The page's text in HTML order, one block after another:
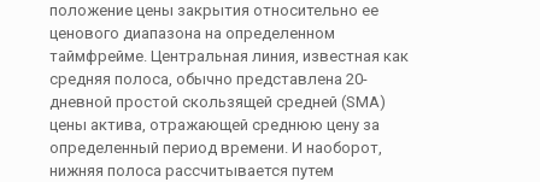
положение цены закрытия относительно ее
ценового диапазона на определенном
таймфрейме. Центральная линия, известная как
средняя полоса, обычно представлена 20-
дневной простой скользящей средней (SMA)
цены актива, отражающей среднюю цену за
определенный период времени. И наоборот,
нижняя полоса рассчитывается путем